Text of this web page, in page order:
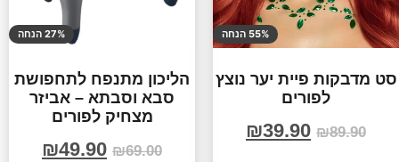
55% הנחה
סט מדבקות פיית יער נוצץ
לפורים
₪89.90
₪39.90
27% הנחה
הליכון מתנפח לתחפושת
סבא וסבתא – אביזר
מצחיק לפורים
₪69.00
₪49.90